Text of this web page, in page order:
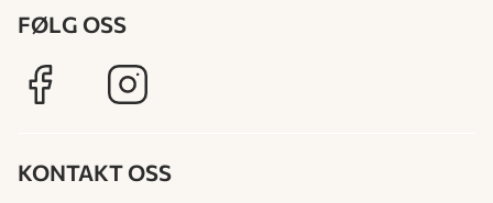
FØLG OSS
KONTAKT OSS